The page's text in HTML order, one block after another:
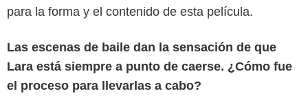
para la forma y el contenido de esta película.
Las escenas de baile dan la sensación de que
Lara está siempre a punto de caerse. ¿Cómo fue
el proceso para llevarlas a cabo?